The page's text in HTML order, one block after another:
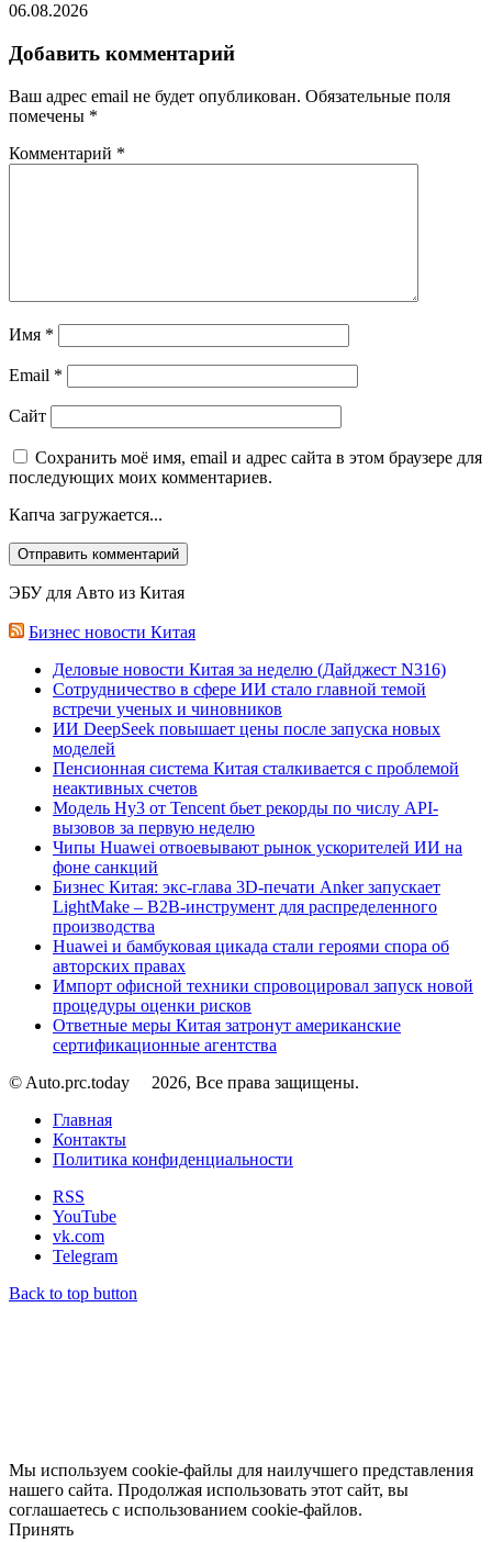
06.08.2026
Добавить комментарий
Ваш адрес email не будет опубликован. Обязательные поля
помечены *
Комментарий *
Имя *
Email *
Сайт
Сохранить моё имя, email и адрес сайта в этом браузере для
последующих моих комментариев.
Капча загружается...
ЭБУ для Авто из Китая
Бизнес новости Китая
Деловые новости Китая за неделю (Дайджест N316)
Сотрудничество в сфере ИИ стало главной темой
встречи ученых и чиновников
ИИ DeepSeek повышает цены после запуска новых
моделей
Пенсионная система Китая сталкивается с проблемой
неактивных счетов
Модель Hy3 от Tencent бьет рекорды по числу API-
вызовов за первую неделю
Чипы Huawei отвоевывают рынок ускорителей ИИ на
фоне санкций
Бизнес Китая: экс-глава 3D-печати Anker запускает
LightMake – B2B-инструмент для распределенного
производства
Huawei и бамбуковая цикада стали героями спора об
авторских правах
Импорт офисной техники спровоцировал запуск новой
процедуры оценки рисков
Ответные меры Китая затронут американские
сертификационные агентства
© Auto.prc.today
2026, Все права защищены.
Главная
Контакты
Политика конфиденциальности
RSS
YouTube
vk.com
Telegram
Back to top button
Мы используем cookie-файлы для наилучшего представления
нашего сайта. Продолжая использовать этот сайт, вы
соглашаетесь с использованием cookie-файлов.
Принять